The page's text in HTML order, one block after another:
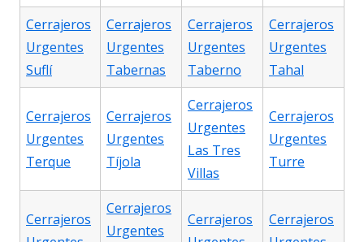
Cerrajeros
Urgentes
Suflí
Cerrajeros
Urgentes
Tabernas
Cerrajeros
Urgentes
Taberno
Cerrajeros
Urgentes
Tahal
Cerrajeros
Urgentes
Terque
Cerrajeros
Urgentes
Tíjola
Cerrajeros
Urgentes
Las Tres
Villas
Cerrajeros
Urgentes
Turre
Cerrajeros
Cerrajeros
Urgentes
Cerrajeros
Cerrajeros